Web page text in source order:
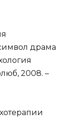
драма
2008. –